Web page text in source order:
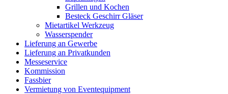
Grillen und Kochen
Besteck Geschirr Gläser
Mietartikel Werkzeug
Wasserspender
Lieferung an Gewerbe
Lieferung an Privatkunden
Messeservice
Kommission
Fassbier
Vermietung von Eventequipment